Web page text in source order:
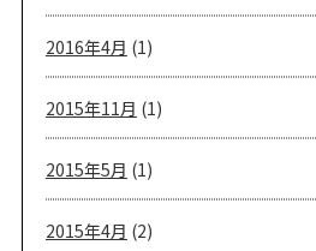
2016年4月 (1)
2015年11月 (1)
2015年5月 (1)
2015年4月 (2)